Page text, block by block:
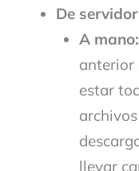
De
A mano:
anterior
estar
llevar